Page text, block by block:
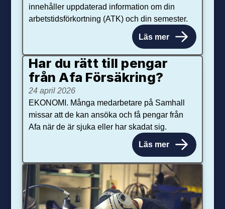
innehåller uppdaterad information om din
arbetstidsförkortning (ATK) och din semester.
Läs mer
Har du rätt till pengar
från Afa Försäkring?
24 april 2026
EKONOMI. Många medarbetare på Samhall
missar att de kan ansöka och få pengar från
Afa när de är sjuka eller har skadat sig.
Läs mer